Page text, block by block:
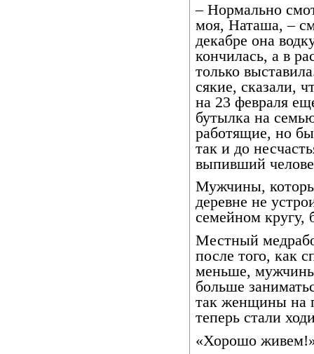
– Нормально
моя, Наташа, –
декабре она
кончилась, а в
только
сякие, сказали,
на 23 февраля
бутылка на
работящие, но
так и до
выпивший
Мужчины,
деревне не
семейном кругу,
Местный
после того, как
меньше,
больше
так женщины на
теперь стали
«Хорошо